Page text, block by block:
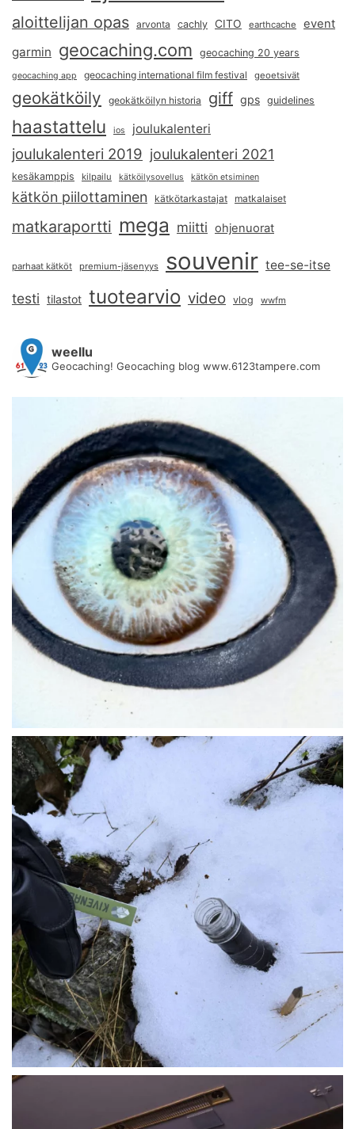
aloittelijan opas arvonta cachly CITO earthcache event
garmin geocaching.com geocaching 20 years
geocaching app geocaching international film festival geoetsivät
geokätköily geokätköilyn historia giff gps guidelines
haastattelu ios joulukalenteri
joulukalenteri 2019 joulukalenteri 2021
kesäkamppis kilpailu kätköilysovellus kätkön etsiminen
kätkön piilottaminen kätkötarkastajat matkalaiset
matkaraportti mega miitti ohjenuorat
parhaat kätköt premium-jäsenyys souvenir tee-se-itse
testi tilastot tuotearvio video vlog wwfm
weellu
Geocaching! Geocaching blog www.6123tampere.com